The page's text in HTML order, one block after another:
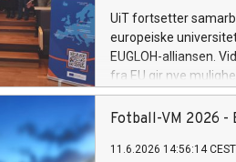
UiT fortsetter
europeiske
EUGLOH-alliansen.
fra EU gir nye
ansatte og
Fotball-VM 2026 -
11.6.2026 14:56:14 CEST